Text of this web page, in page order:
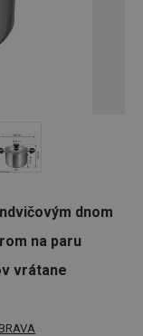
dnom
na paru
vrátane
BRAVA